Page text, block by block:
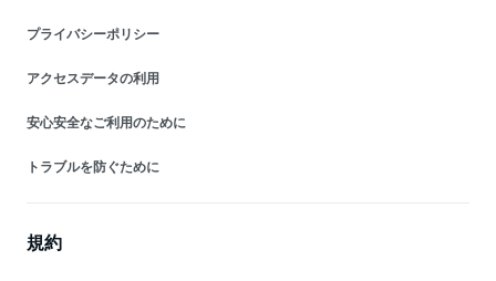
プライバシーポリシー
アクセスデータの利用
安心安全なご利用のために
トラブルを防ぐために
規約